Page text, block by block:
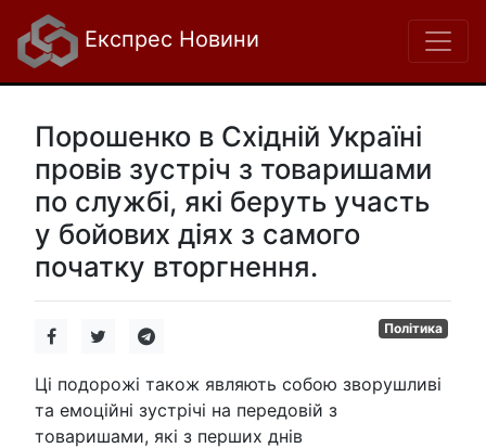
Експрес Новини
Порошенко в Східній Україні
провів зустріч з товаришами
по службі, які беруть участь
у бойових діях з самого
початку вторгнення.
Політика
Ці подорожі також являють собою зворушливі
та емоційні зустрічі на передовій з
товаришами, які з перших днів